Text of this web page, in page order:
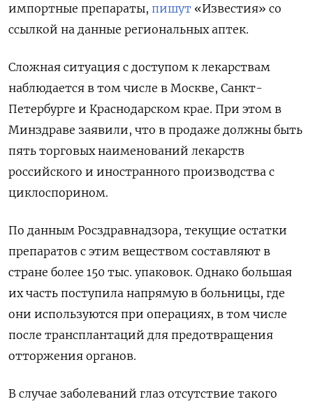
импортные препараты, пишут «Известия» со
ссылкой на данные региональных аптек.
Сложная ситуация с доступом к лекарствам
наблюдается в том числе в Москве, Санкт-
Петербурге и Краснодарском крае. При этом в
Минздраве заявили, что в продаже должны быть
пять торговых наименований лекарств
российского и иностранного производства с
циклоспорином.
По данным Росздравнадзора, текущие остатки
препаратов с этим веществом составляют в
стране более 150 тыс. упаковок. Однако большая
их часть поступила напрямую в больницы, где
они используются при операциях, в том числе
после трансплантаций для предотвращения
отторжения органов.
В случае заболеваний глаз отсутствие такого